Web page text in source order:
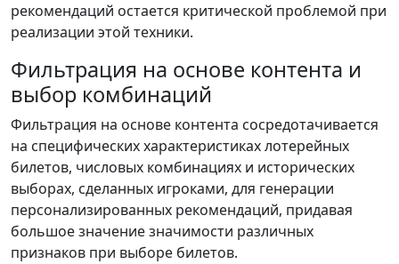
рекомендаций остается критической проблемой при
реализации этой техники.
Фильтрация на основе контента и
выбор комбинаций
Фильтрация на основе контента сосредотачивается
на специфических характеристиках лотерейных
билетов, числовых комбинациях и исторических
выборах, сделанных игроками, для генерации
персонализированных рекомендаций, придавая
большое значение значимости различных
признаков при выборе билетов.